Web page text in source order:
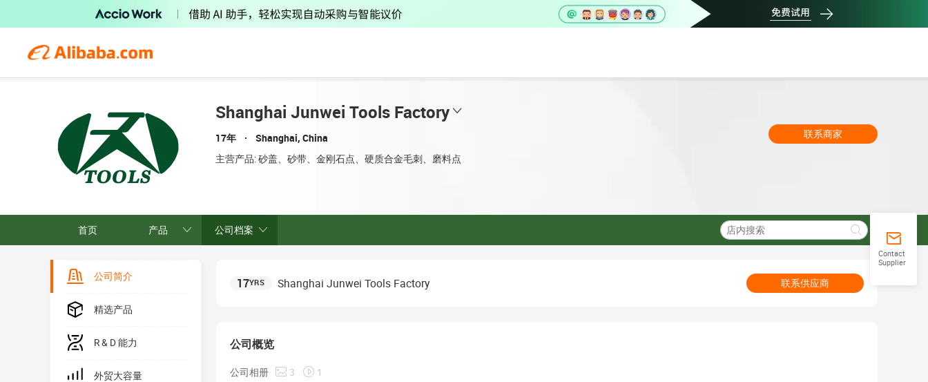
Shanghai Junwei Tools Factory
17年 Shanghai, China
主营产品:砂盖、砂带、金刚石点、硬质合金毛刺、磨料点
联系商家
首页 产品 公司档案
公司简介
精选产品
R & D 能力
外贸大容量
17YRS Shanghai Junwei Tools Factory 联系供应商
公司概览
公司相册 3 1
Contact
Supplier